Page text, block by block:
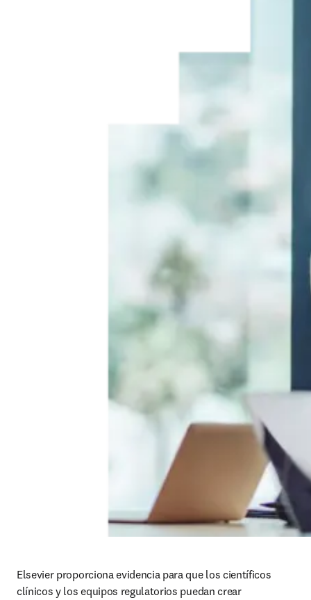
Elsevier proporciona evidencia para que los científicos
clínicos y los equipos regulatorios puedan crear